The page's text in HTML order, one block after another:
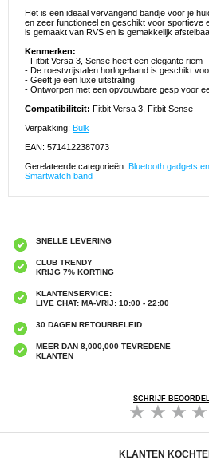
Het is een ideaal vervangend bandje voor je
en zeer functioneel en geschikt voor sportieve
is gemaakt van RVS en is gemakkelijk
Kenmerken:
- Fitbit Versa 3, Sense heeft een elegante riem
- De roestvrijstalen horlogeband is geschikt
- Geeft je een luxe uitstraling
- Ontworpen met een opvouwbare gesp voor
Compatibiliteit: Fitbit Versa 3, Fitbit Sense
Verpakking: Bulk
EAN: 5714122387073
Gerelateerde categorieën: Bluetooth gadgets
Smartwatch band
SNELLE LEVERING
CLUB TRENDY
KRIJG 7% KORTING
KLANTENSERVICE:
LIVE CHAT: MA-VRIJ: 10:00 - 22:00
30 DAGEN RETOURBELEID
MEER DAN 8,000,000 TEVREDENE
KLANTEN
SCHRIJF
KLANTEN